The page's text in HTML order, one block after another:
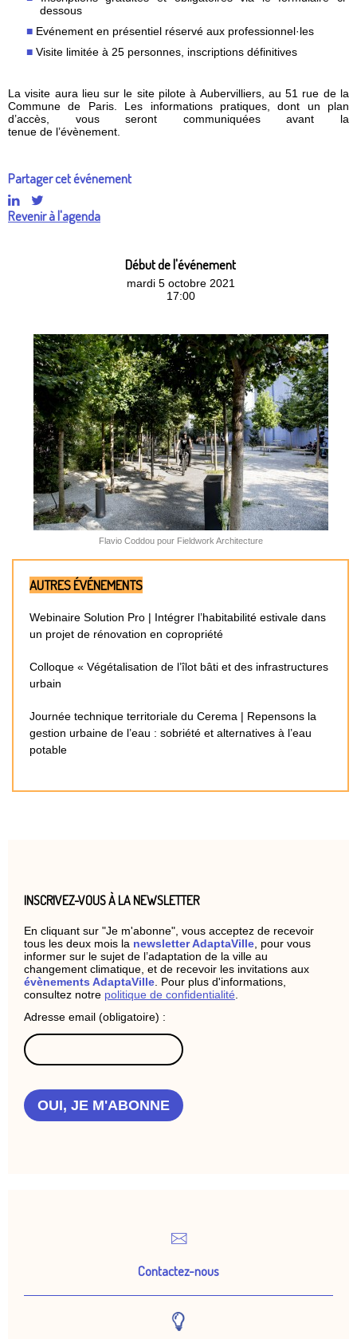
dessous
Evénement en présentiel réservé aux professionnel·les
Visite limitée à 25 personnes, inscriptions définitives
La visite aura lieu sur le site pilote à Aubervilliers, au 51 rue de la
Commune de Paris. Les informations pratiques, dont un plan
d’accès, vous seront communiquées avant la
tenue de l’évènement.
Partager cet événement
Revenir à l'agenda
Début de l'événement
mardi 5 octobre 2021
17:00
Flavio Coddou pour Fieldwork Architecture
AUTRES ÉVÉNEMENTS
Webinaire Solution Pro | Intégrer l’habitabilité estivale dans
un projet de rénovation en copropriété
Colloque « Végétalisation de l’îlot bâti et des infrastructures
urbain
Journée technique territoriale du Cerema | Repensons la
gestion urbaine de l’eau : sobriété et alternatives à l’eau
potable
INSCRIVEZ-VOUS À LA NEWSLETTER
En cliquant sur "Je m'abonne", vous acceptez de recevoir
tous les deux mois la newsletter AdaptaVille , pour vous
informer sur le sujet de l’adaptation de la ville au
changement climatique, et de recevoir les invitations aux
évènements AdaptaVille . Pour plus d'informations,
consultez notre politique de confidentialité
Adresse email (obligatoire) :
OUI, JE M'ABONNE
Contactez-nous